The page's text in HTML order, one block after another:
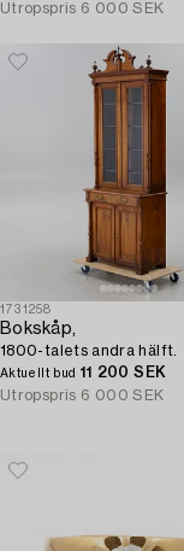
Utropspris 6 000 SEK
1731258
Bokskåp,
1800-talets andra hälft.
Aktuellt bud 11 200 SEK
Utropspris 6 000 SEK